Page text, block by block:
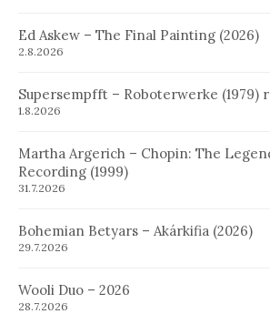
Ed Askew – The Final Painting (2026)
2.8.2026
Supersempfft – Roboterwerke (1979)
1.8.2026
Martha Argerich – Chopin: The
Recording (1999)
31.7.2026
Bohemian Betyars – Akárkifia (2026)
29.7.2026
Wooli Duo – 2026
28.7.2026